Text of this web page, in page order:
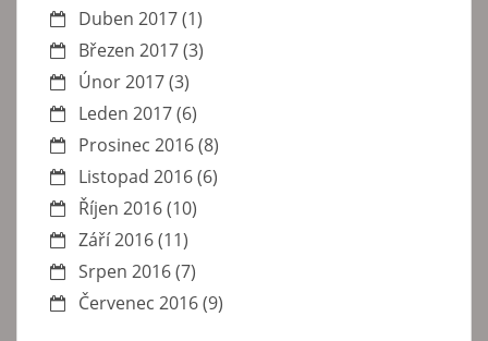
Duben 2017(1)
Březen 2017(3)
Únor 2017(3)
Leden 2017(6)
Prosinec 2016(8)
Listopad 2016(6)
Říjen 2016(10)
Září 2016(11)
Srpen 2016(7)
Červenec 2016(9)